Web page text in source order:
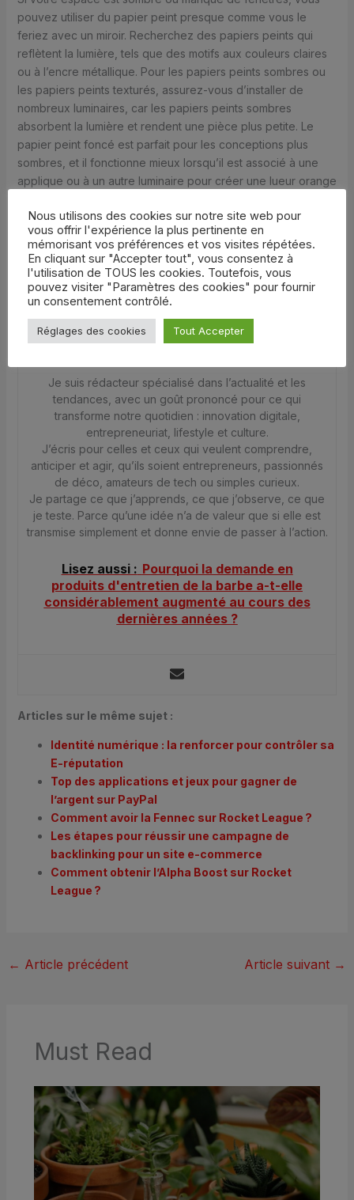
pouvez utiliser du papier peint presque comme vous le
feriez avec un miroir. Recherchez des papiers peints qui
reflètent la lumière, tels que des motifs aux couleurs claires
ou à l’encre métallique. Pour les papiers peints sombres ou
les papiers peints texturés, assurez-vous d’installer de
nombreux luminaires, car les papiers peints sombres
absorbent la lumière et rendent une pièce plus petite. Le
papier peint foncé est parfait pour les conceptions plus
sombres, et il fonctionne mieux lorsqu’il est associé à une
applique ou à un autre luminaire pour créer une lueur orange
Ed
Je suis rédacteur spécialisé dans l’actualité et les
tendances, avec un goût prononcé pour ce qui
transforme notre quotidien : innovation digitale,
entrepreneuriat, lifestyle et culture.
J’écris pour celles et ceux qui veulent comprendre,
anticiper et agir, qu’ils soient entrepreneurs, passionnés
de déco, amateurs de tech ou simples curieux.
Je partage ce que j’apprends, ce que j’observe, ce que
je teste. Parce qu’une idée n’a de valeur que si elle est
transmise simplement et donne envie de passer à l’action.
Lisez aussi : Pourquoi la demande en
produits d'entretien de la barbe a-t-elle
considérablement augmenté au cours des
dernières années ?
Articles sur le même sujet :
Identité numérique : la renforcer pour contrôler sa
E-réputation
Top des applications et jeux pour gagner de
l’argent sur PayPal
Comment avoir la Fennec sur Rocket League ?
Les étapes pour réussir une campagne de
backlinking pour un site e-commerce
Comment obtenir l’Alpha Boost sur Rocket
League ?
← Article précédent Article suivant →
Must Read
Nous utilisons des cookies sur notre site web pour
vous offrir l'expérience la plus pertinente en
mémorisant vos préférences et vos visites répétées.
En cliquant sur "Accepter tout", vous consentez à
l'utilisation de TOUS les cookies. Toutefois, vous
pouvez visiter "Paramètres des cookies" pour fournir
un consentement contrôlé.
Réglages des cookies Tout Accepter